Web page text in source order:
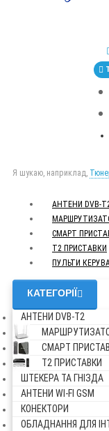
Я шукаю, наприклад,
АНТЕНИ DVB-
СМАРТ
Т2 ПРИСТАВКИ
ПУЛЬТИ
КАТЕГОРІЇ
АНТЕНИ DVB-Т2
СМАРТ
Т2 ПРИСТАВКИ
ШТЕКЕРА ТА ГНІЗДА
АНТЕНИ WI-FI GSM
КОНЕКТОРИ
ОБЛАДНАННЯ ДЛЯ